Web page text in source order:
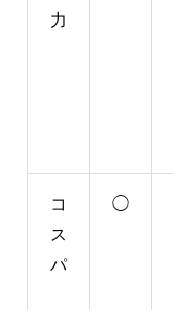
力
コ
ス
パ
◯